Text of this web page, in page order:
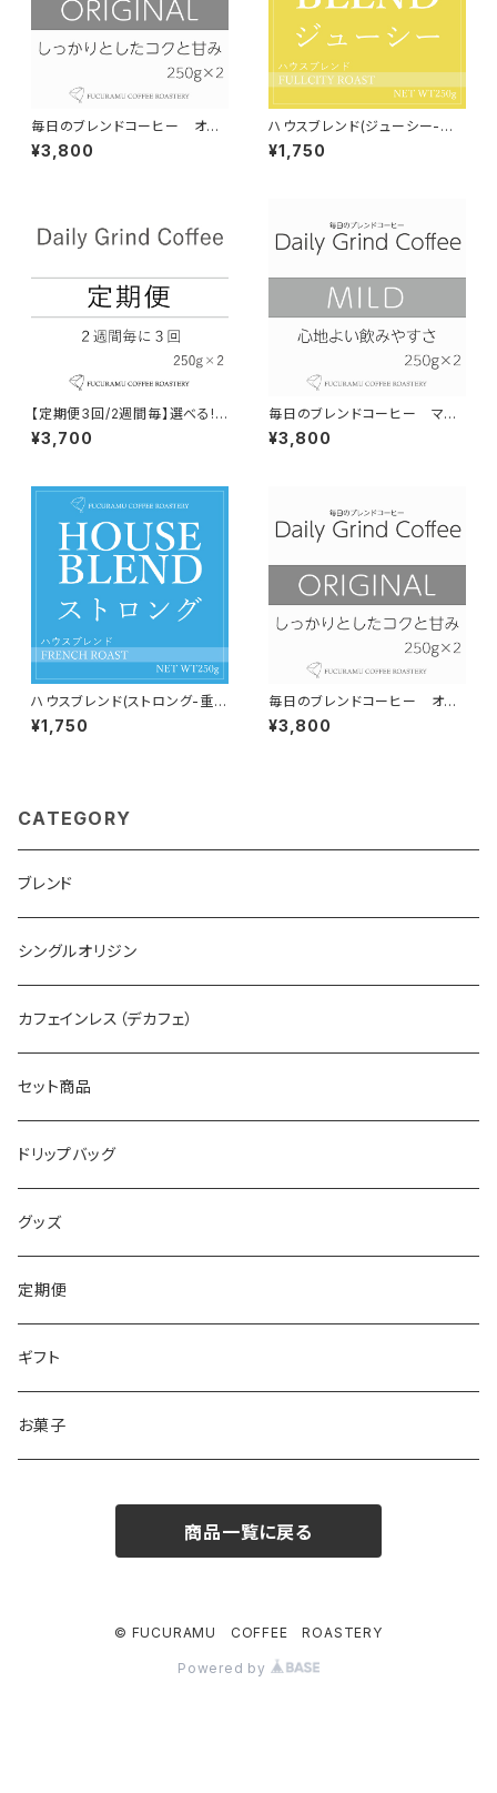
毎日のブレンドコーヒー オリ
ジナル Daily Grind Coffee 3
00g×2個
¥3,800
ハウスブレンド(ジューシー-濃
厚な甘さ-）【フルシティロース
ト】150g
¥1,750
【定期便3回/2週間毎】選べる!
Daily Grind Coffee 300g×
2個セット
¥3,700
毎日のブレンドコーヒー マイ
ルド Daily Grind Coffee 30
0g×2個
¥3,800
ハウスブレンド(ストロング-重厚
甘-）【フレンチロースト】150g
¥1,750
毎日のブレンドコーヒー オリ
ジナル Daily Grind Coffee 3
00g×2個
¥3,800
CATEGORY
ブレンド
シングルオリジン
カフェインレス（デカフェ）
セット商品
ドリップバッグ
グッズ
定期便
ギフト
お菓子
商品一覧に戻る
© FUCURAMU COFFEE ROASTERY
Powered by